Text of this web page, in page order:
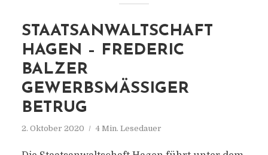
STAATSANWALTSCHAFT
HAGEN – FREDERIC
BALZER
GEWERBSMÄSSIGER B
ETRUG
2. Oktober 2020 4 Min. Lesedauer